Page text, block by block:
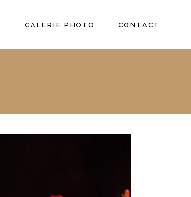
GALERIE PHOTO CONTACT